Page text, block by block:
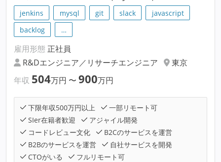
jenkins mysql git slack
javascript
backlog
…
雇用形態 正社員
R&Dエンジニア／リサーチエンジニア
東京
年収 504万円 〜 900万円
下限年収500万円以上
一部リモート可
SIer在籍者歓迎
アジャイル開発
コードレビュー文化
B2Cのサービスを運営
B2Bのサービスを運営
自社サービスを開発
CTOがいる
フルリモート可